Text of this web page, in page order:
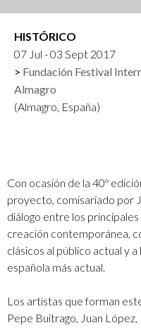
HISTÓRICO
07 Jul - 03 Sept 2017
Fundación Festival
Almagro
(Almagro, España)
Con ocasión de la 40º
proyecto, comisariado por
diálogo entre los
creación contemporánea,
clásicos al público actual y
española más actual.
Los artistas que forman
Pepe Buitrago, Juan